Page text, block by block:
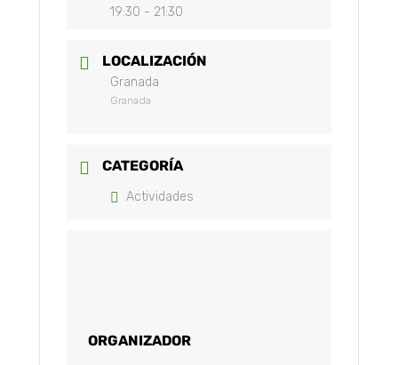
19:30 - 21:30
LOCALIZACIÓN
Granada
Granada
CATEGORÍA
Actividades
ORGANIZADOR